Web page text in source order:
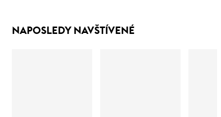
NAPOSLEDY NAVŠTÍVENÉ